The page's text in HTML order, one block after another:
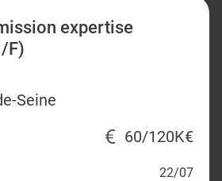
expertise
F)
Seine
60/120K€
22/07